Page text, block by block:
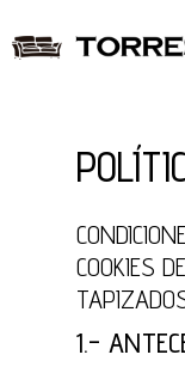
to
COOKIES
1.-